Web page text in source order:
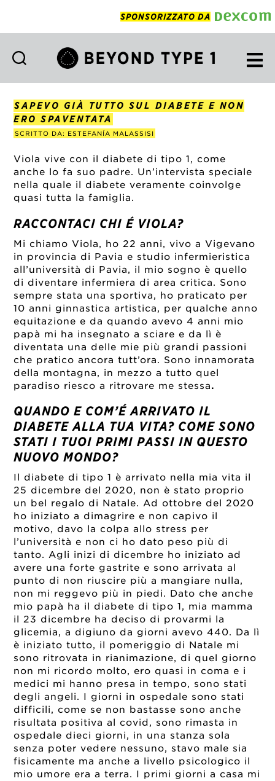
SPONSORIZZATO DA
1
SAPEVO GIÀ TUTTO SUL DIABETE E NON
ERO SPAVENTATA
SCRITTO DA: ESTEFANÍA MALASSISI
Viola vive con il diabete di tipo 1, come
anche lo fa suo padre. Un’intervista speciale
nella quale il diabete veramente coinvolge
quasi tutta la famiglia.
RACCONTACI CHI É VIOLA?
Mi chiamo Viola, ho 22 anni, vivo a Vigevano
in provincia di Pavia e studio infermieristica
all’università di Pavia, il mio sogno è quello
di diventare infermiera di area critica. Sono
sempre stata una sportiva, ho praticato per
10 anni ginnastica artistica, per qualche anno
equitazione e da quando avevo 4 anni mio
papà mi ha insegnato a sciare e da lì è
diventata una delle mie più grandi passioni
che pratico ancora tutt’ora. Sono innamorata
della montagna, in mezzo a tutto quel
paradiso riesco a ritrovare me stessa.
QUANDO E COM’É ARRIVATO IL
DIABETE ALLA TUA VITA? COME SONO
STATI I TUOI PRIMI PASSI IN QUESTO
NUOVO MONDO?
Il diabete di tipo 1 è arrivato nella mia vita il
25 dicembre del 2020, non è stato proprio
un bel regalo di Natale. Ad ottobre del 2020
ho iniziato a dimagrire e non capivo il
motivo, davo la colpa allo stress per
l’università e non ci ho dato peso più di
tanto. Agli inizi di dicembre ho iniziato ad
avere una forte gastrite e sono arrivata al
punto di non riuscire più a mangiare nulla,
non mi reggevo più in piedi. Dato che anche
mio papà ha il diabete di tipo 1, mia mamma
il 23 dicembre ha deciso di provarmi la
glicemia, a digiuno da giorni avevo 440. Da lì
è iniziato tutto, il pomeriggio di Natale mi
sono ritrovata in rianimazione, di quel giorno
non mi ricordo molto, ero quasi in coma e i
medici mi hanno presa in tempo, sono stati
degli angeli. I giorni in ospedale sono stati
difficili, come se non bastasse sono anche
risultata positiva al covid, sono rimasta in
ospedale dieci giorni, in una stanza sola
senza poter vedere nessuno, stavo male sia
fisicamente ma anche a livello psicologico il
mio umore era a terra. I primi giorni a casa mi